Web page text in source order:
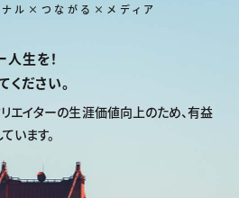
ナル×つながる×メディア
生を！
ださい。
エイターの生涯価値向上のため、有益
います。